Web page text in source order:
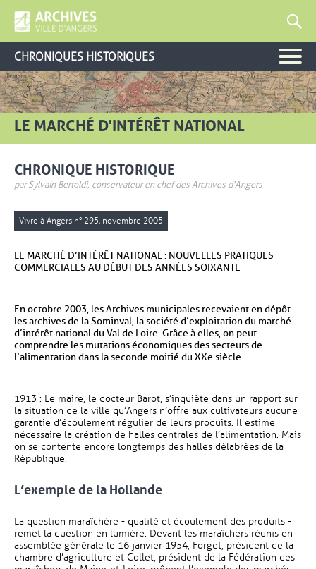
CHRONIQUES HISTORIQUES
LE MARCHÉ D'INTÉRÊT NATIONAL
CHRONIQUE HISTORIQUE
par Sylvain Bertoldi, conservateur en chef des Archives d'Angers
Vivre à Angers n° 295, novembre 2005
LE MARCHÉ D’INTÉRÊT NATIONAL : NOUVELLES PRATIQUES
COMMERCIALES AU DÉBUT DES ANNÉES SOIXANTE
En octobre 2003, les Archives municipales recevaient en dépôt
les archives de la Sominval, la société d’exploitation du marché
d’intérêt national du Val de Loire. Grâce à elles, on peut
comprendre les mutations économiques des secteurs de
l’alimentation dans la seconde moitié du XXe siècle.
1913 : Le maire, le docteur Barot, s’inquiète dans un rapport sur
la situation de la ville qu’Angers n’offre aux cultivateurs aucune
garantie d’écoulement régulier de leurs produits. Il estime
nécessaire la création de halles centrales de l’alimentation. Mais
on se contente encore longtemps des halles délabrées de la
République.
L’exemple de la Hollande
La question maraîchère - qualité et écoulement des produits -
remet la question en lumière. Devant les maraîchers réunis en
assemblée générale le 16 janvier 1954, Forget, président de la
chambre d’agriculture et Collet, président de la Fédération des